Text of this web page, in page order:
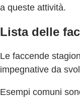
a queste attività.
Lista delle
Le faccende
impegnative da
Esempi comuni